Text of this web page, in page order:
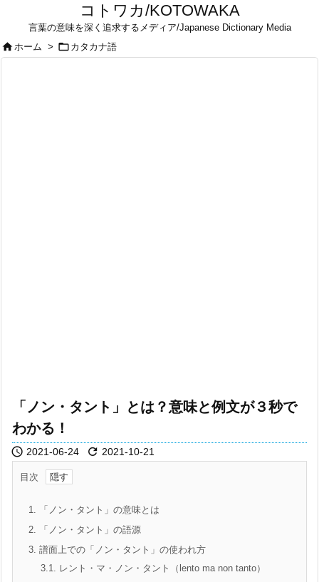
コトワカ/KOTOWAKA
言葉の意味を深く追求するメディア/Japanese Dictionary Media
ホーム >  カタカナ語
「ノン・タント」とは？意味と例文が３秒で
わかる！
 2021-06-24  2021-10-21
目次
1. 「ノン・タント」の意味とは
2. 「ノン・タント」の語源
3. 譜面上での「ノン・タント」の使われ方
3.1. レント・マ・ノン・タント（lento ma non tanto）